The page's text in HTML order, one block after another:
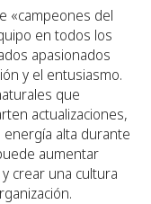
«campeones del
en todos los
apasionados
y el entusiasmo.
que
actualizaciones,
alta durante
aumentar
crear una cultura